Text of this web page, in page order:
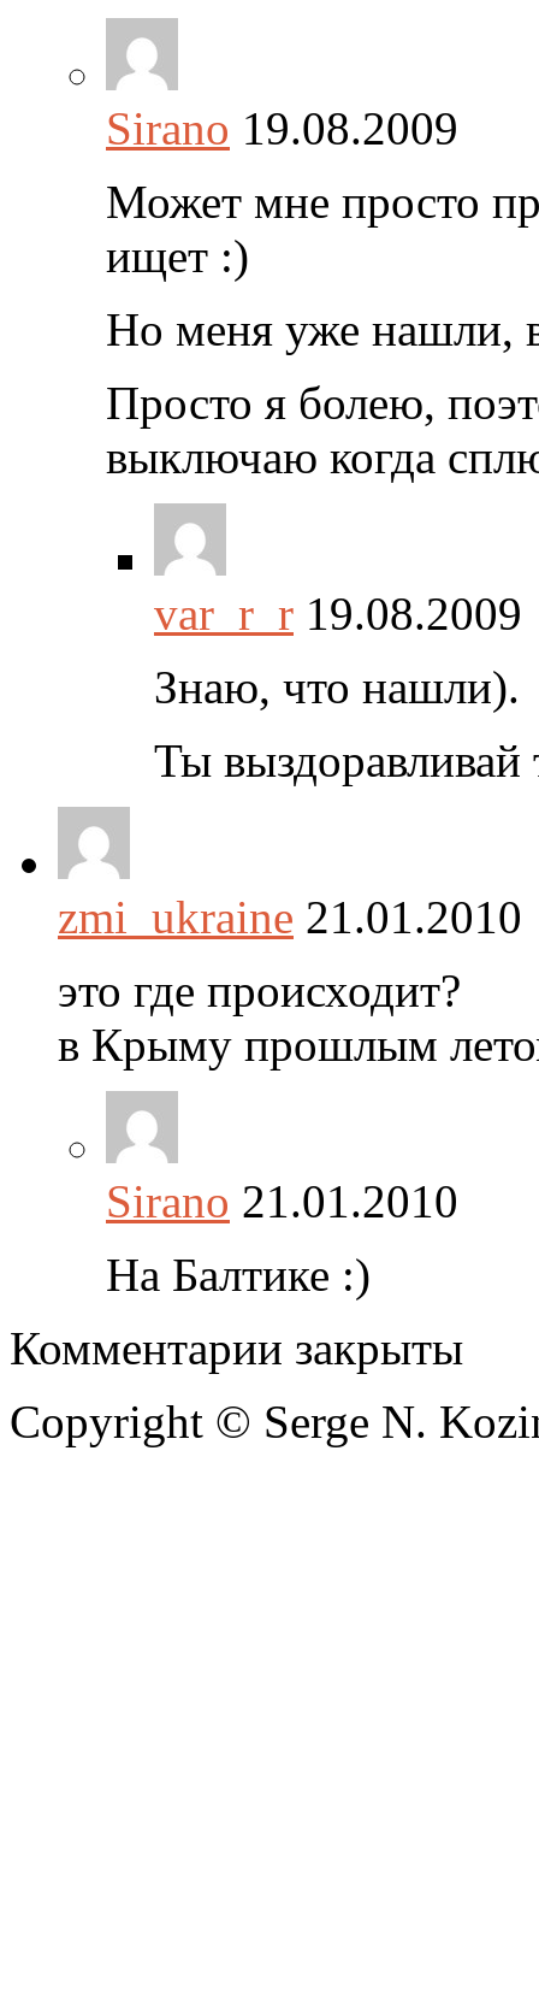
Sirano 19.08.2009
Может мне просто
ищет :)
Но меня уже нашли,
Просто я болею,
выключаю когда
var_r_r 19.08.2009
Знаю, что нашли).
Ты выздоравливай
zmi_ukraine 21.01.2010
это где происходит?
в Крыму прошлым
Sirano 21.01.2010
На Балтике :)
Комментарии закрыты
Copyright © Serge N.